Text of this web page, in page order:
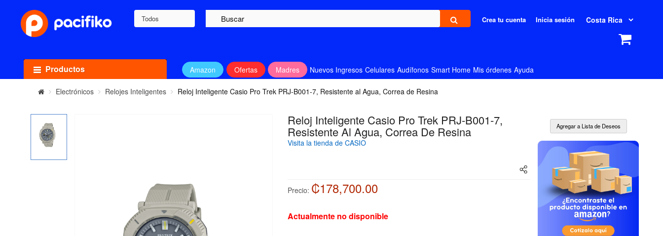
Todos Crea tu cuenta Inicia sesión
Productos Amazon Ofertas Madres Nuevos Ingresos Celulares Audífonos Smart Home Mis órdenes Ayuda
Electrónicos Relojes Inteligentes Reloj Inteligente Casio Pro Trek PRJ-B001-7, Resistente al Agua, Correa de Resina
Reloj Inteligente Casio Pro Trek PRJ-B001-7,
Resistente Al Agua, Correa De Resina
Visita la tienda de CASIO
Precio: ₡178,700.00
Actualmente no disponible